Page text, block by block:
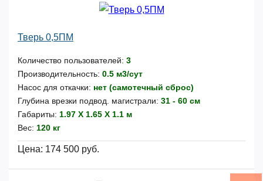
Тверь 0,5ПМ
Количество пользователей: 3
Производительность: 0.5 м3/сут
Насос для откачки: нет (самотечный сброс)
Глубина врезки подвод. магистрали: 31 - 60 см
Габариты: 1.97 Х 1.65 Х 1.1 м
Вес: 120 кг
Цена: 174 500 руб.